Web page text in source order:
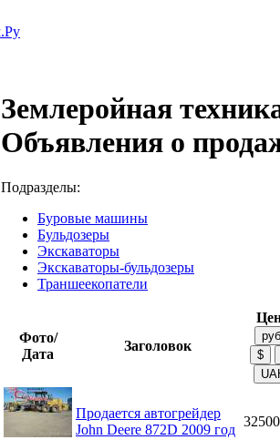
Землеройная
Объявления о
Подразделы:
Буровые машины
Бульдозеры
Экскаваторы
Экскаваторы-бульдозеры
Траншеекопатели
Фото/
Дата
Заголовок
Продается автогрейдер
John Deere 872D 2009 год